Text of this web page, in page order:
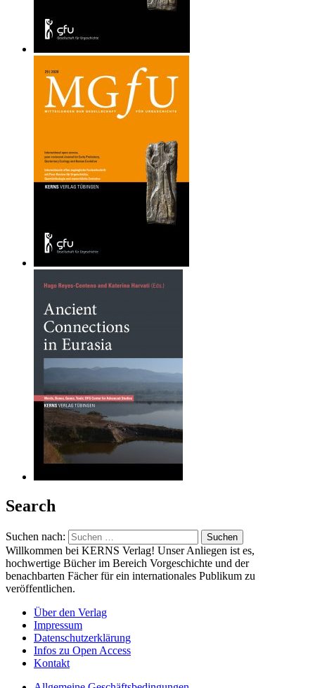
Search
Suchen nach:
Willkommen bei KERNS Verlag! Unser Anliegen ist es,
hochwertige Bücher im Bereich Vorgeschichte und der
benachbarten Fächer für ein internationales Publikum zu
veröffentlichen.
Über den Verlag
Impressum
Datenschutzerklärung
Infos zu Open Access
Kontakt